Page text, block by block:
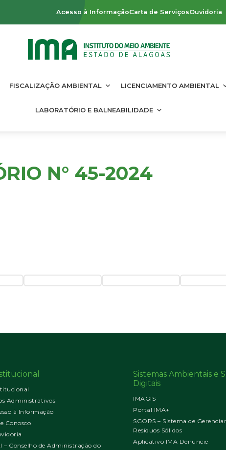
Acesso à InformaçãoCarta de ServiçosOuvidoria
FISCALIZAÇÃO AMBIENTAL LICENCIAMENTO AMBIENTAL
LABORATÓRIO E BALNEABILIDADE
N° 45-2024
Administrativos
à Informação
Conosco
– Conselho de Administração do
Sistemas Ambientais e
Digitais
IMAGIS
Portal IMA+
SGORS – Sistema de
Resíduos Sólidos
Aplicativo IMA Denuncie